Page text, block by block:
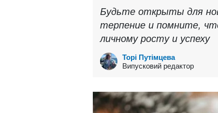
Будьте открыты для
терпение и помните,
личному росту и успеху
Торі Путімцева
Випусковий редактор